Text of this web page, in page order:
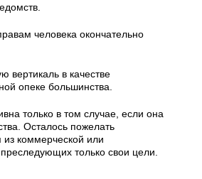
человека окончательно
вертикаль в качестве
опеке большинства.
только в том случае, если она
Осталось пожелать
из коммерческой или
только свои цели.